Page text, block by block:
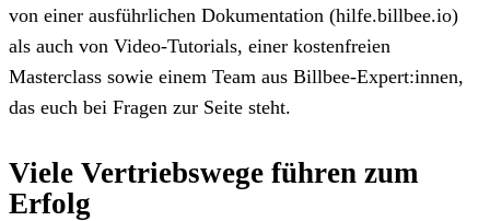
von einer ausführlichen Dokumentation (hilfe.billbee.io)
als auch von Video-Tutorials, einer kostenfreien
Masterclass sowie einem Team aus Billbee-Expert:innen,
das euch bei Fragen zur Seite steht.
Viele Vertriebswege führen zum
Erfolg